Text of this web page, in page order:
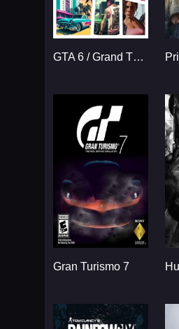
GTA 6 / Grand Theft Auto VI
Gran Turismo 7